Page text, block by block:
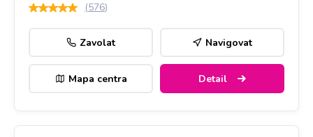
(576)
Zavolat Navigovat
Mapa centra Detail